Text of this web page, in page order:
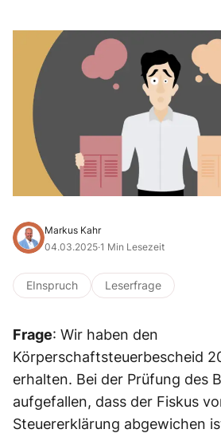
Markus Kahr
04.03.2025·1 Min Lesezeit
EInspruch Leserfrage
Frage: Wir haben den
Körperschaftsteuerbescheid
erhalten. Bei der Prüfung des
aufgefallen, dass der Fiskus
Steuererklärung abgewichen